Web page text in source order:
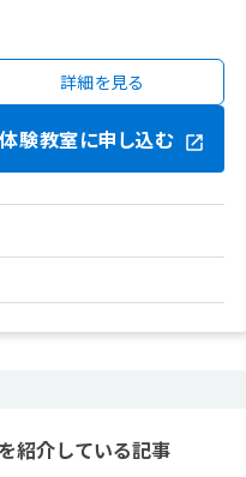
詳細を見る
体験教室に申し込む
紹介している記事